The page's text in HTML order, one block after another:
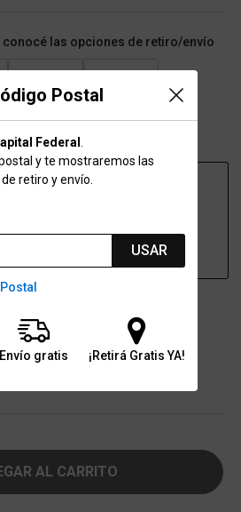
Postal
Federal
y te mostraremos las
retiro y envío.
USAR
Envío gratis ¡Retirá Gratis YA!
conocé las opciones de retiro/envío
41
(a domicilio)
Seleccioná talle
AL CARRITO